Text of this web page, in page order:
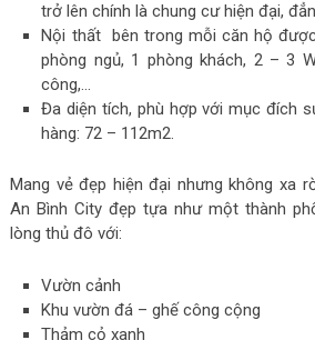
trở lên chính là chung cư hiện đại,
Nội thất bên trong mỗi căn hộ
phòng ngủ, 1 phòng khách, 2 – 3
công,…
Đa diện tích, phù hợp với mục đích
hàng: 72 – 112m2.
Mang vẻ đẹp hiện đại nhưng không xa
An Bình City đẹp tựa như một thành
lòng thủ đô với:
Vườn cảnh
Khu vườn đá – ghế công cộng
Thảm cỏ xanh